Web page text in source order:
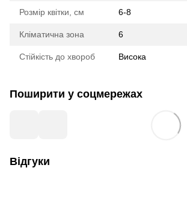
Розмір квітки, см 6-8
Кліматична зона 6
Стійкість до хвороб Висока
Поширити у соцмережах
Відгуки